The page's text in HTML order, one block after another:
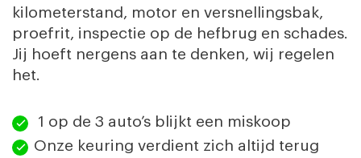
kilometerstand, motor en versnellingsbak,
proefrit, inspectie op de hefbrug en schades.
Jij hoeft nergens aan te denken, wij regelen
het.
1 op de 3 auto’s blijkt een miskoop
Onze keuring verdient zich altijd terug